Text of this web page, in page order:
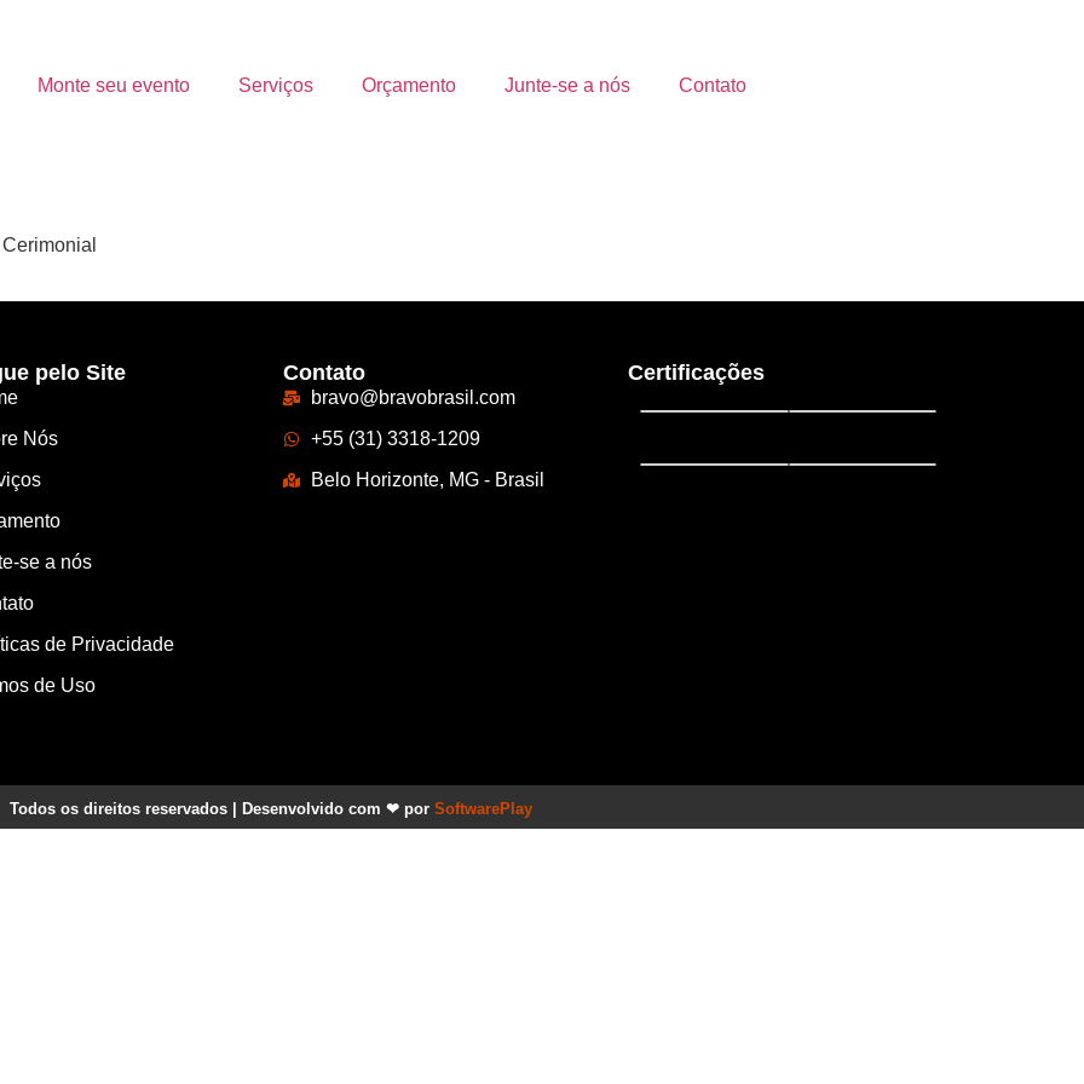
Monte seu evento Serviços Orçamento Junte-se a nós Contato
pelo Site
Nós
se a nós
de Privacidade
de Uso
Contato
bravo@bravobrasil.com
+55 (31) 3318-1209
Belo Horizonte, MG - Brasil
Certificações
Todos os direitos reservados | Desenvolvido com ❤ por SoftwarePlay